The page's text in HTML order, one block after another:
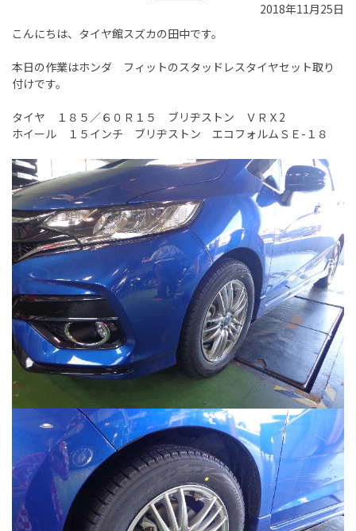
2018年11月25日
こんにちは、タイヤ館スズカの田中です。
本日の作業はホンダ フィットのスタッドレスタイヤセット取り
付けです。
タイヤ １８５／６０Ｒ１５ ブリヂストン ＶＲＸ2
ホイール １５インチ ブリヂストン エコフォルムＳＥ-１８